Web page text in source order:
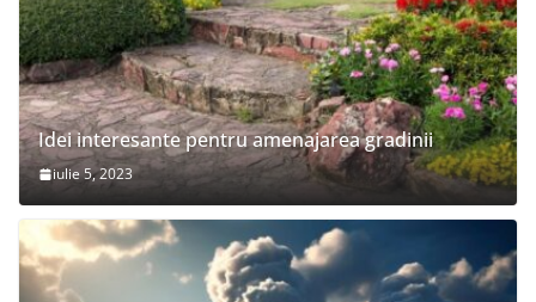
Idei interesante pentru amenajarea gradinii
iulie 5, 2023